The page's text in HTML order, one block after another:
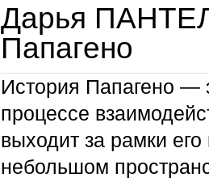
Дарья
Папагено
История Папагено —
процессе
выходит за рамки
небольшом